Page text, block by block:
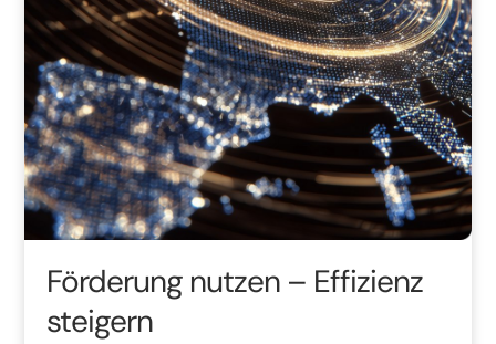
Förderung nutzen – Effizienz
steigern